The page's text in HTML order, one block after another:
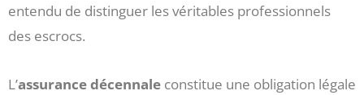
entendu de distinguer les véritables professionnels
des escrocs.
L’assurance décennale constitue une obligation légale